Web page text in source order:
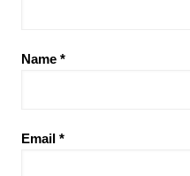
Name *
Email *